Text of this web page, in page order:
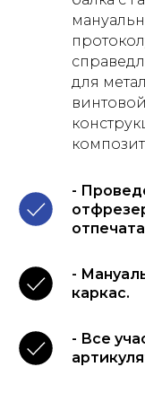
для
-
-
каркас.
- Все